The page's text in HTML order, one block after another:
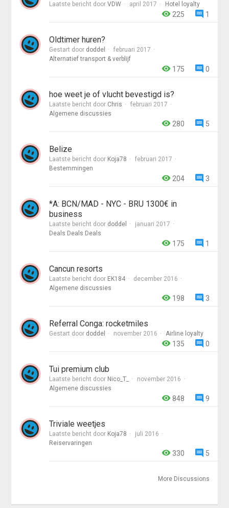
Laatste bericht doorVDW april 2017 Hotel loyalty
1
225
Oldtimer huren?
Gestart door doddel
februari 2017
Alternatief transport & verblijf
0
175
hoe weet je of vlucht bevestigd is?
Laatste bericht door Chris
februari 2017
Algemene discussies
5
280
Belize
Laatste bericht door Koja78
februari 2017
Bestemmingen
3
204
*A: BCN/MAD - NYC - BRU 1300€ in
business
Laatste bericht door doddel
januari 2017
Deals Deals Deals
1
175
Cancun resorts
Laatste bericht door EK184
december 2016
Algemene discussies
3
198
Referral Conga: rocketmiles
Gestart door doddel november 2016 Airline loyalty
0
135
Tui premium club
Laatste bericht door Nico_T_
november 2016
Algemene discussies
9
848
Triviale weetjes
Laatste bericht door Koja78
juli 2016
Reiservaringen
5
330
More Discussions